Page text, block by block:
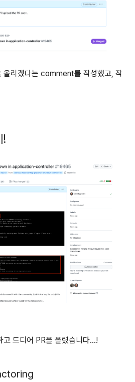
올리겠다는 comment를 작성했고, 작
!
고 드디어 PR을 올렸습니다...!